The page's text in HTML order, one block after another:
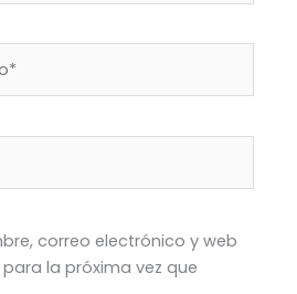
correo electrónico y web
la próxima vez que